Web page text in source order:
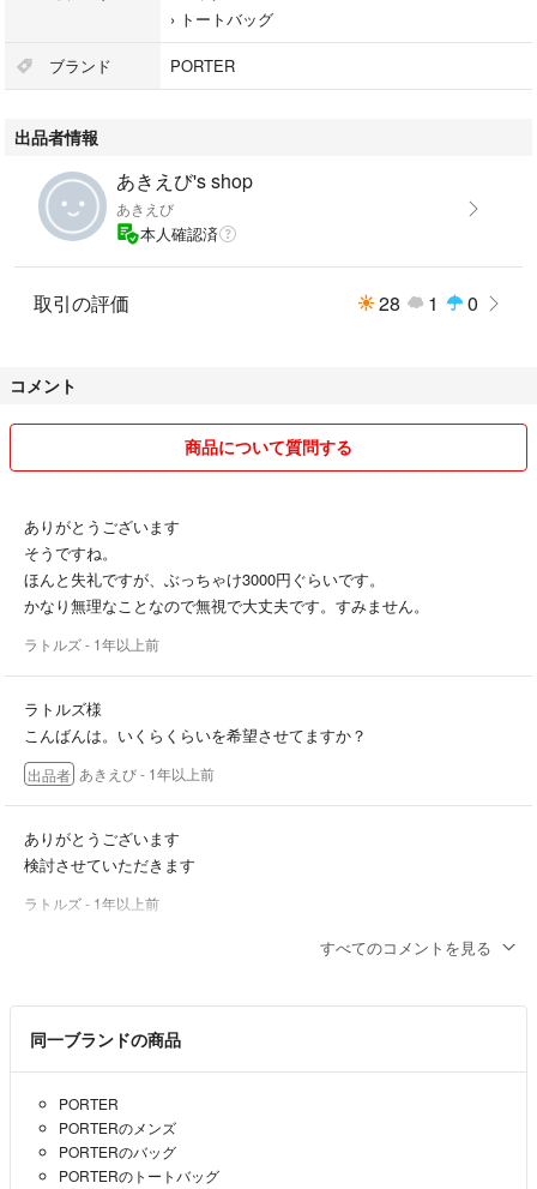
本体（収納袋）：約 W120×H230（mm）
ハンドル：高さ 約 200（mm）
※若干の個体差があります。
重量：約 395g
仕様：
・ポケット（S）×2
[内側]
・ポケット（M）×1
・ポケット（S）×2
【商品状態】
※藍染の特性上、摩擦や水濡れにより色落ち・色移りする可能性がありま
・自宅保管のため、細かな点が気になる方はご遠慮ください。
・発送は簡易包装になります。
ご質問があれば、お気軽にコメントください！
› トートバッグ
ブランド PORTER
出品者情報
あきえび's shop
あきえび
本人確認済
取引の評価 28 1 0
コメント
商品について質問する
ありがとうございます
そうですね。
ほんと失礼ですが、ぶっちゃけ3000円ぐらいです。
かなり無理なことなので無視で大丈夫です。すみません。
ラトルズ- 1年以上前
ラトルズ様
こんばんは。いくらくらいを希望させてますか？
出品者 あきえび- 1年以上前
ありがとうございます
検討させていただきます
ラトルズ- 1年以上前
初めまして
こちらはトートですか？
よろしくお願いします。
すべてのコメントを見る
同一ブランドの商品
PORTER
PORTERのメンズ
PORTERのバッグ
PORTERのトートバッグ